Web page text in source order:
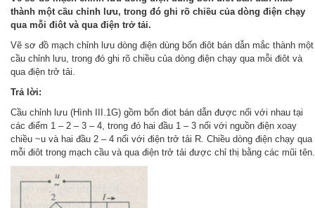
thành một cầu chỉnh lưu, trong đó ghi rõ chiều của dòng điện chạy
qua mỗi điôt và qua điện trở tải.
Vẽ sơ đồ mạch chỉnh lưu dòng điện dùng bốn điôt bán dẫn mắc thành một
cầu chỉnh lưu, trong đó ghi rõ chiều của dòng điện chạy qua mỗi điôt và
qua điện trở tải.
Trả lời:
Cầu chỉnh lưu (Hình III.1G) gồm bốn điot bán dẫn được nối với nhau tại
các điểm 1 – 2 – 3 – 4, trong đó hai đầu 1 – 3 nối với nguồn điện xoay
chiều ~u và hai đầu 2 – 4 nối với điện trở tải R. Chiều dòng điện chạy qua
mỗi điôt trong mạch cầu và qua điện trở tải được chỉ thị bằng các mũi tên.